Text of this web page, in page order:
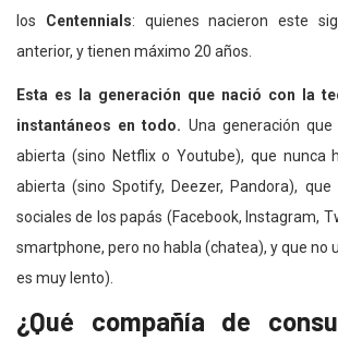
los Centennials: quienes nacieron este
anterior, y tienen máximo 20 años.
Esta es la generación que nació con la
instantáneos en todo. Una generación
abierta (sino Netflix o Youtube), que nunca
abierta (sino Spotify, Deezer, Pandora),
sociales de los papás (Facebook, Instagram,
smartphone, pero no habla (chatea), y que no
es muy lento).
¿Qué compañía de